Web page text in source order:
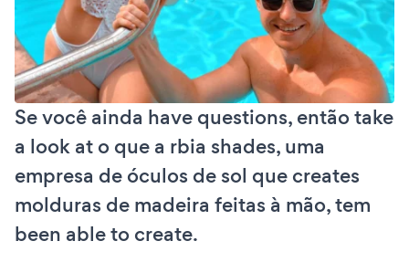
Se você ainda have questions, então take
a look at o que a rbia shades, uma
empresa de óculos de sol que creates
molduras de madeira feitas à mão, tem
been able to create.